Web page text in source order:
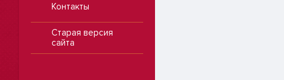
Контакты
Старая версия
сайта